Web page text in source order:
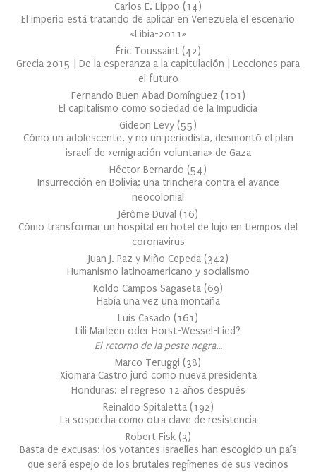
Carlos E. Lippo (14)
El imperio está tratando de aplicar en Venezuela el escenario
«Libia-2011»
Éric Toussaint (42)
Grecia 2015 | De la esperanza a la capitulación | Lecciones para
el futuro
Fernando Buen Abad Domínguez (101 )
El capitalismo como sociedad de la Impudicia
Gideon Levy (55)
Cómo un adolescente, y no un periodista, desmontó el plan
israelí de «emigración voluntaria» de Gaza
Héctor Bernardo (54)
Insurrección en Bolivia: una trinchera contra el avance
neocolonial
Jérôme Duval (16)
Cómo transformar un hospital en hotel de lujo en tiempos del
coronavirus
Juan J. Paz y Miño Cepeda (342)
Humanismo latinoamericano y socialismo
Koldo Campos Sagaseta (69)
Había una vez una montaña
Luis Casado (161 )
Lili Marleen oder Horst-Wessel-Lied?
El retorno de la peste negra…
Marco Teruggi (38)
Xiomara Castro juró como nueva presidenta
Honduras: el regreso 12 años después
Reinaldo Spitaletta (192)
La sospecha como otra clave de resistencia
Robert Fisk (3)
Basta de excusas: los votantes israelíes han escogido un país
que será espejo de los brutales regímenes de sus vecinos